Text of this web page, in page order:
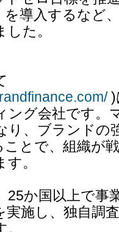
導入するなど
た。
)
ング会社です。
り、ブランドの
とで、組織が
。
か国以上で事
施し、独自調